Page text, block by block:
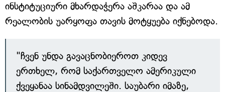
ინსტიტუციური მხარდაჭერა აშკარაა და ამ
რეალობის უარყოფა თავის მოტყუება იქნებოდა.
"ჩვენ უნდა გავაცნობიეროთ კიდევ
ერთხელ, რომ საქართველო ამერიკული
ქვეყანაა სინამდვილეში. საუბარი იმაზე,